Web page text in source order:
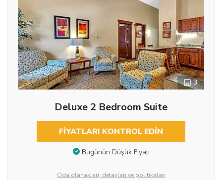
3
Deluxe 2 Bedroom Suite
FIYATLARI KONTROL EDIN
Bugünün Düşük Fiyatı
Oda olanakları, detayları ve politikaları